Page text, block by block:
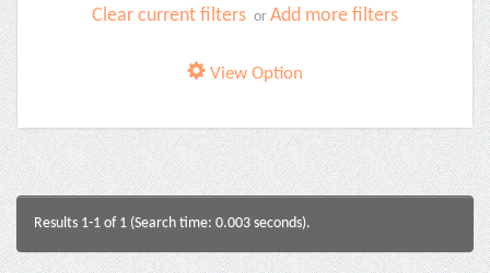
Clear current filters or Add more filters
View Option
Results 1-1 of 1 (Search time: 0.003 seconds).